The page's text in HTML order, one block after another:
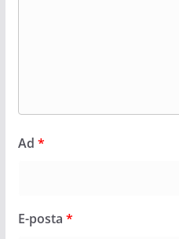
Ad *
E-posta *